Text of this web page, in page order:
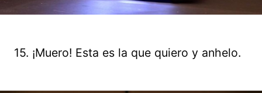
15. ¡Muero! Esta es la que quiero y anhelo.